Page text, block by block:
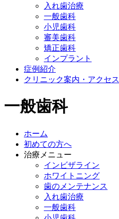
入れ歯治療
一般歯科
小児歯科
審美歯科
矯正歯科
インプラント
症例紹介
クリニック案内・アクセス
一般歯科
ホーム
初めての方へ
治療メニュー
インビザライン
ホワイトニング
歯のメンテナンス
入れ歯治療
一般歯科